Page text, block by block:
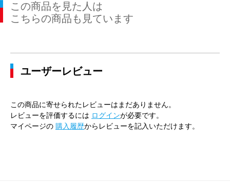
この商品を見た人は
こちらの商品も見ています
ユーザーレビュー
この商品に寄せられたレビューはまだありません。
レビューを評価するには ログインが必要です。
マイページの 購入履歴からレビューを記入いただけます。